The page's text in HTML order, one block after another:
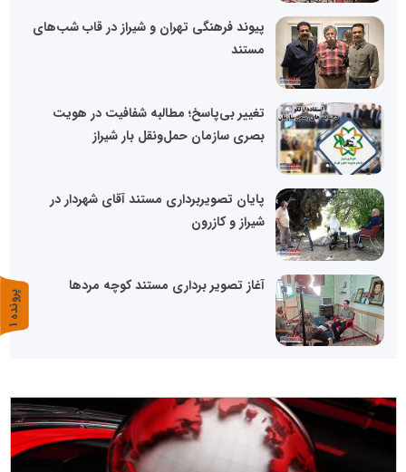
پیوند فرهنگی تهران و شیراز در قاب شب‌های
مستند
تغییر بی‌پاسخ؛ مطالبه شفافیت در هویت
بصری سازمان حمل‌ونقل بار شیراز
پایان تصویربرداری مستند آقای شهردار در
شیراز و کازرون
آغاز تصویر برداری مستند کوچه مردها
پ
ر
و
ن
د
ه
1